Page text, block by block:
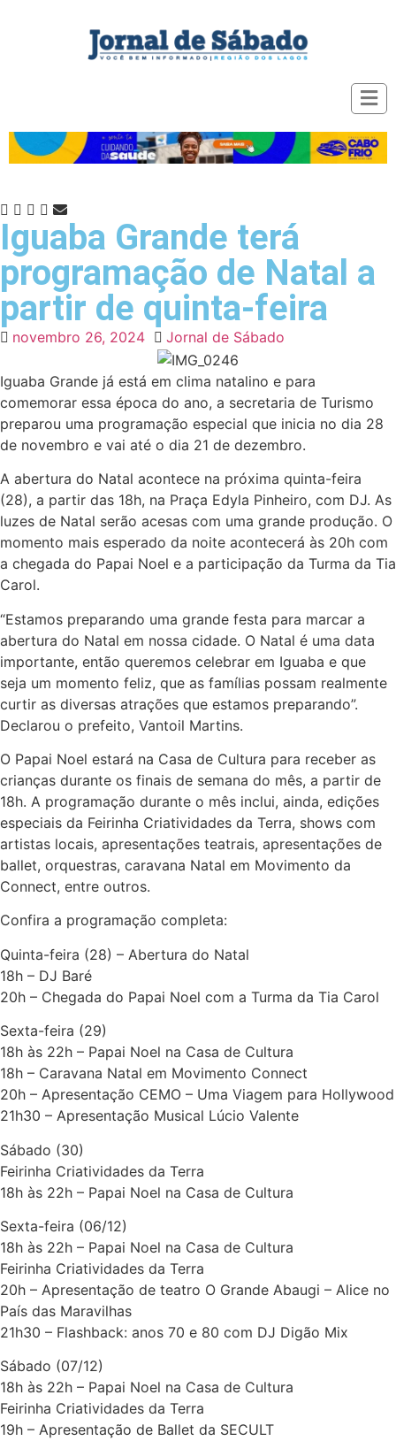
Iguaba Grande terá
programação de Natal a
partir de quinta-feira
novembro 26, 2024 Jornal de Sábado
Iguaba Grande já está em clima natalino e para
comemorar essa época do ano, a secretaria de Turismo
preparou uma programação especial que inicia no dia 28
de novembro e vai até o dia 21 de dezembro.
A abertura do Natal acontece na próxima quinta-feira
(28), a partir das 18h, na Praça Edyla Pinheiro, com DJ. As
luzes de Natal serão acesas com uma grande produção. O
momento mais esperado da noite acontecerá às 20h com
a chegada do Papai Noel e a participação da Turma da Tia
Carol.
“Estamos preparando uma grande festa para marcar a
abertura do Natal em nossa cidade. O Natal é uma data
importante, então queremos celebrar em Iguaba e que
seja um momento feliz, que as famílias possam realmente
curtir as diversas atrações que estamos preparando”.
Declarou o prefeito, Vantoil Martins.
O Papai Noel estará na Casa de Cultura para receber as
crianças durante os finais de semana do mês, a partir de
18h. A programação durante o mês inclui, ainda, edições
especiais da Feirinha Criatividades da Terra, shows com
artistas locais, apresentações teatrais, apresentações de
ballet, orquestras, caravana Natal em Movimento da
Connect, entre outros.
Confira a programação completa:
Quinta-feira (28) – Abertura do Natal
18h – DJ Baré
20h – Chegada do Papai Noel com a Turma da Tia Carol
Sexta-feira (29)
18h às 22h – Papai Noel na Casa de Cultura
18h – Caravana Natal em Movimento Connect
20h – Apresentação CEMO – Uma Viagem para Hollywood
21h30 – Apresentação Musical Lúcio Valente
Sábado (30)
Feirinha Criatividades da Terra
18h às 22h – Papai Noel na Casa de Cultura
Sexta-feira (06/12)
18h às 22h – Papai Noel na Casa de Cultura
Feirinha Criatividades da Terra
20h – Apresentação de teatro O Grande Abaugi – Alice no
País das Maravilhas
21h30 – Flashback: anos 70 e 80 com DJ Digão Mix
Sábado (07/12)
18h às 22h – Papai Noel na Casa de Cultura
Feirinha Criatividades da Terra
19h – Apresentação de Ballet da SECULT